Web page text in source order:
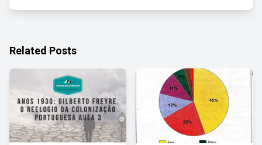
Related Posts